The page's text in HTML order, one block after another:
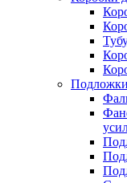
Подложки